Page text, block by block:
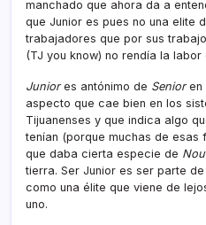
manchado que ahora da a
que Junior es pues no una elite
trabajadores que por sus
(TJ you know) no rendí­a la labor
Juniores antónimo de Senioren
aspecto que cae bien en los
Tijuanenses y que indica algo
tení­an (porque muchas de esas
que daba cierta especie de
tierra. Ser Junior es ser parte
como una élite que viene de
uno.